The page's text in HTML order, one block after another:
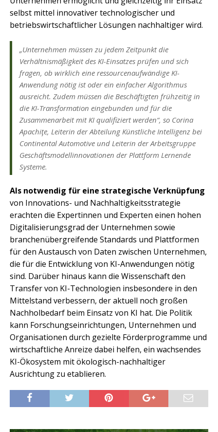
selbst mittel innovativer technologischer und
betriebswirtschaftlicher Lösungen nachhaltiger wird.
„Unternehmen müssen zu jedem Zeitpunkt die
Verhältnismäßigkeit des KI-Einsatzes prüfen und sich
fragen, ob wirklich eine ressourcenaufwändige KI-
Anwendung nötig ist oder ein einfacher Algorithmus
ausreicht. Zudem müssen die Beschäftigten frühzeitig in
die KI-Transformation eingebunden und für die
Zusammenarbeit mit KI qualifiziert werden“, so Corina
Apachiţe, Leiterin der Abteilung Künstliche Intelligenz bei
Continental Automotive und Leiterin der Arbeitsgruppe
Geschäftsmodellinnovationen der Plattform Lernende
Systeme.
Als notwendig für eine strategische Verknüpfung
von Innovations- und Nachhaltigkeitsstrategie
erachten die Expertinnen und Experten einen hohen
Digitalisierungsgrad der Unternehmen sowie
branchenübergreifende Standards und Plattformen
für den Austausch von Daten zwischen Unternehmen,
die für die Entwicklung von KI-Anwendungen nötig
sind. Darüber hinaus kann die Wissenschaft den
Transfer von KI-Technologien insbesondere in den
Mittelstand verbessern, der aktuell noch großen
Nachholbedarf beim Einsatz von KI hat. Die Politik
kann Forschungseinrichtungen, Unternehmen und
Organisationen durch gezielte Förderprogramme und
wirtschaftliche Anreize dabei helfen, ein wachsendes
KI-Ökosystem mit ökologisch-nachhaltiger
Ausrichtung zu etablieren.